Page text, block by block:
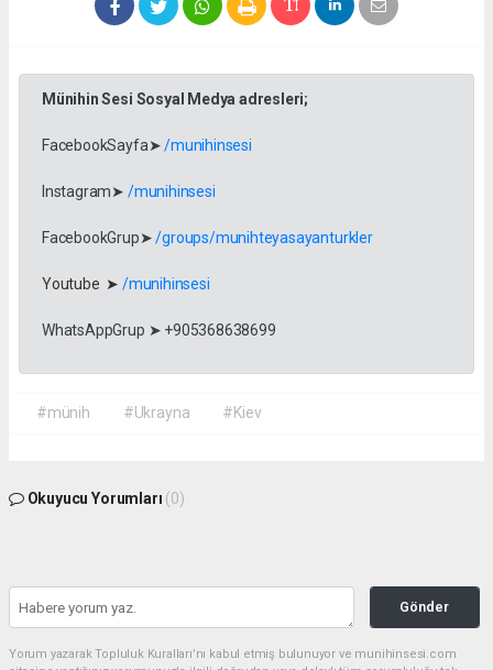
Münihin Sesi Sosyal Medya adresleri;
FacebookSayfa➤/munihinsesi
Instagram➤ /munihinsesi
FacebookGrup➤/groups/munihteyasayanturkler
Youtube ➤ /munihinsesi
WhatsAppGrup ➤ +905368638699
#münih #Ukrayna #Kiev
Okuyucu Yorumları (0)
Gönder
Yorum yazarak Topluluk Kuralları’nı kabul etmiş bulunuyor ve munihinsesi.com